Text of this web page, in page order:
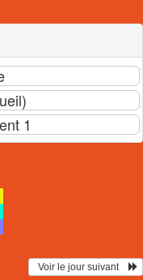
  Voir le jour suivant